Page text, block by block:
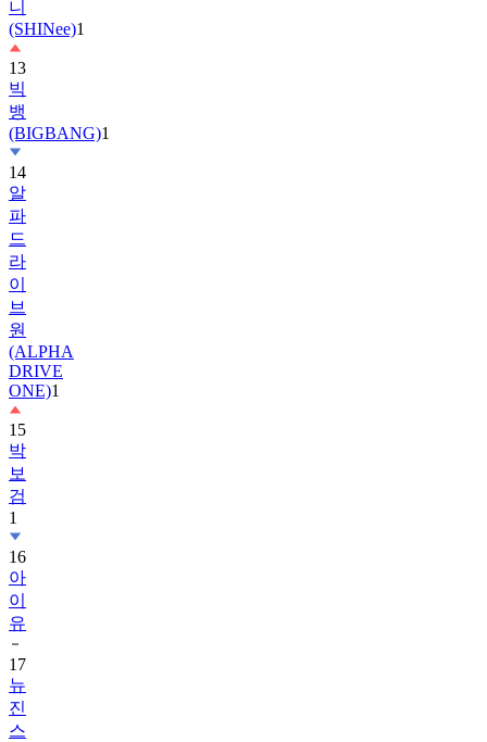
니
(SHINee)1
13
빅
뱅
(BIGBANG)1
14
알
파
드
라
이
브
원
(ALPHA
DRIVE
ONE)1
15
박
보
검
1
16
아
이
유
17
뉴
진
스